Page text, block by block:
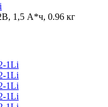
1,5 А*ч, 0.96 кг